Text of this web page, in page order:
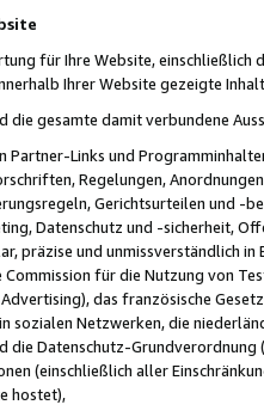
für Ihre Website,
Ihrer Website gezeigte
die gesamte damit verbundene
Partner-Links und
Regelungen,
Gerichtsurteilen und -
Datenschutz und -sicherheit,
präzise und unmissverständlich
für die Nutzung von
das französische
sozialen Netzwerken, die
die Datenschutz-
(einschließlich aller
hostet),